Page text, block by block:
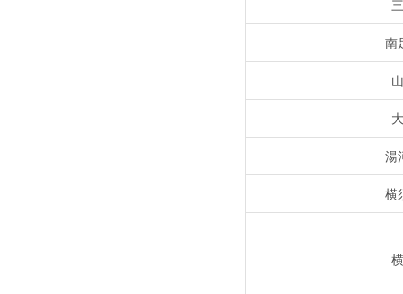
南
湯
横